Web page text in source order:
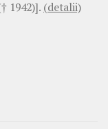
1942)]. (detalii)